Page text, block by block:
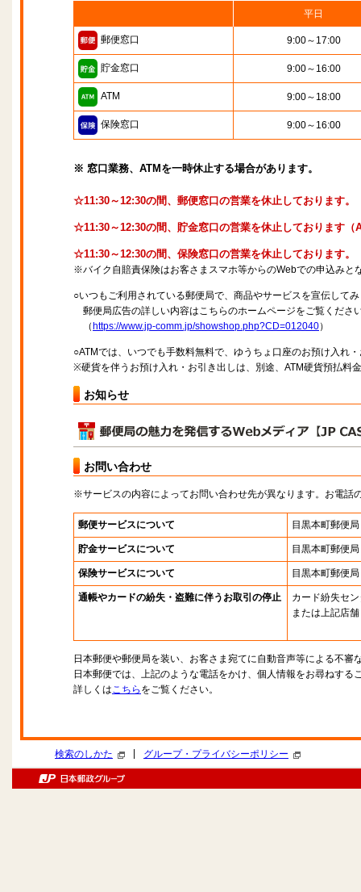
平日
郵便窓口 9:00～17:00
貯金窓口 9:00～16:00
ATM 9:00～18:00
保険窓口 9:00～16:00
※ 窓口業務、ATMを一時休止する場合があります。
☆11:30～12:30の間、郵便窓口の営業を休止しております。
☆11:30～12:30の間、貯金窓口の営業を休止しております（
☆11:30～12:30の間、保険窓口の営業を休止しております。
※バイク自賠責保険はお客さまスマホ等からのWebでの申込みと
○いつもご利用されている郵便局で、商品やサービスを宣伝して
郵便局広告の詳しい内容はこちらのホームページをご覧くださ
（ https://www.jp-comm.jp/showshop.php?CD=012040）
○ATMでは、いつでも手数料無料で、ゆうちょ口座のお預け入れ
※硬貨を伴うお預け入れ・お引き出しは、別途、ATM硬貨預払料
お知らせ
お問い合わせ
※サービスの内容によってお問い合わせ先が異なります。お電話
郵便サービスについて 目黒本町郵便局
貯金サービスについて 目黒本町郵便局
保険サービスについて 目黒本町郵便局
通帳やカードの紛失・盗難に伴うお取引の停止
カード紛失セ
または上記店舗
日本郵便や郵便局を装い、お客さま宛てに自動音声等による不審
日本郵便では、上記のような電話をかけ、個人情報をお尋ねする
詳しくはこちら をご覧ください。
検索のしかた グループ・プライバシーポリシー